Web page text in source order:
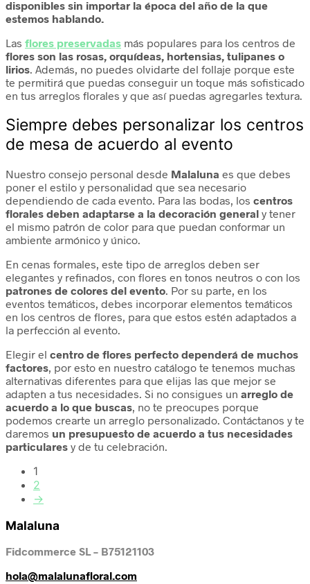
disponibles sin importar la época del año de la que
estemos hablando.
Las flores preservadas más populares para los centros de
flores son las rosas, orquídeas, hortensias, tulipanes o
lirios. Además, no puedes olvidarte del follaje porque este
te permitirá que puedas conseguir un toque más sofisticado
en tus arreglos florales y que así puedas agregarles textura.
Siempre debes personalizar los centros
de mesa de acuerdo al evento
Nuestro consejo personal desde Malaluna es que debes
poner el estilo y personalidad que sea necesario
dependiendo de cada evento. Para las bodas, los centros
florales deben adaptarse a la decoración general y tener
el mismo patrón de color para que puedan conformar un
ambiente armónico y único.
En cenas formales, este tipo de arreglos deben ser
elegantes y refinados, con flores en tonos neutros o con los
patrones de colores del evento. Por su parte, en los
eventos temáticos, debes incorporar elementos temáticos
en los centros de flores, para que estos estén adaptados a
la perfección al evento.
Elegir el centro de flores perfecto dependerá de muchos
factores, por esto en nuestro catálogo te tenemos muchas
alternativas diferentes para que elijas las que mejor se
adapten a tus necesidades. Si no consigues un arreglo de
acuerdo a lo que buscas, no te preocupes porque
podemos crearte un arreglo personalizado. Contáctanos y te
daremos un presupuesto de acuerdo a tus necesidades
particulares y de tu celebración.
1
2
→
Malaluna
Fidcommerce SL – B75121103
hola@malalunafloral.com